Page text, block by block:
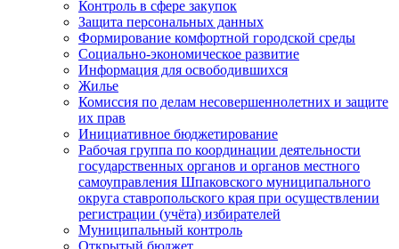
Контроль в сфере закупок
Защита персональных данных
Формирование комфортной городской среды
Социально-экономическое развитие
Информация для освободившихся
Жилье
Комиссия по делам несовершеннолетних и защите
их прав
Инициативное бюджетирование
Рабочая группа по координации деятельности
государственных органов и органов местного
самоуправления Шпаковского муниципального
округа ставропольского края при осуществлении
регистрации (учёта) избирателей
Муниципальный контроль